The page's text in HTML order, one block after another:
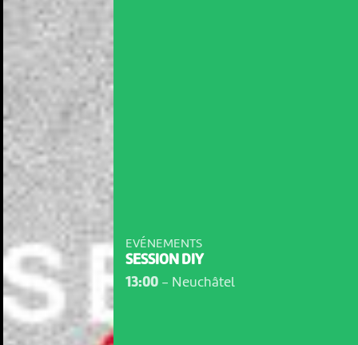
EVÉNEMENTS
SESSION DIY
13:00- Neuchâtel